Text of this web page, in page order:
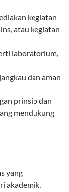
kegiatan
atau kegiatan
laboratorium,
dan aman
prinsip dan
mendukung
yang
akademik,